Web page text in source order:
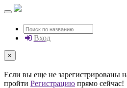
Вход
×
Если вы еще не зарегистрированы
пройти Регистрацию прямо сейчас!